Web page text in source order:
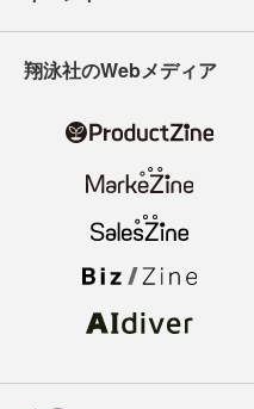
翔泳社のWebメディア